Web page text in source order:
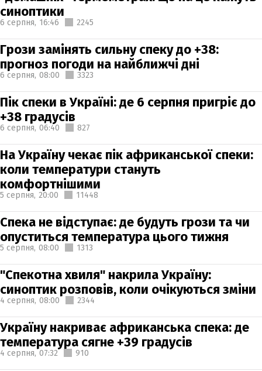
синоптики
6 серпня, 16:46 2245
Грози замінять сильну спеку до +38:
прогноз погоди на найближчі дні
6 серпня, 08:00 3323
Пік спеки в Україні: де 6 серпня пригріє до
+38 градусів
6 серпня, 06:40 827
На Україну чекає пік африканської спеки:
коли температури стануть
комфортнішими
5 серпня, 20:00 11448
Спека не відступає: де будуть грози та чи
опуститься температура цього тижня
5 серпня, 08:00 1313
"Спекотна хвиля" накрила Україну:
синоптик розповів, коли очікуються зміни
4 серпня, 08:00 2344
Україну накриває африканська спека: де
температура сягне +39 градусів
4 серпня, 07:32 910